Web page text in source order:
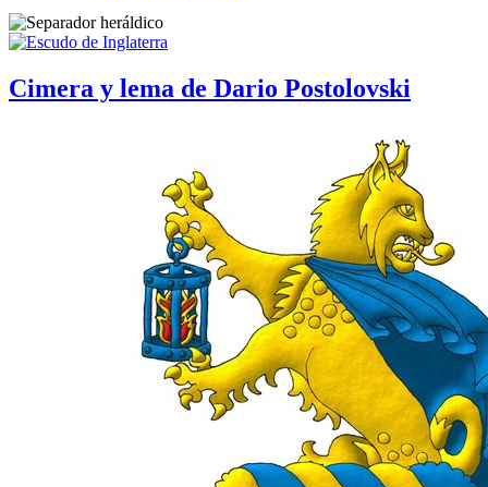
Cimera y lema de Dario Postolovski